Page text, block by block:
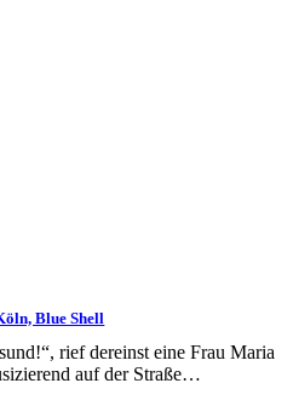
Blue Shell
rief dereinst eine Frau Maria
auf der Straße…